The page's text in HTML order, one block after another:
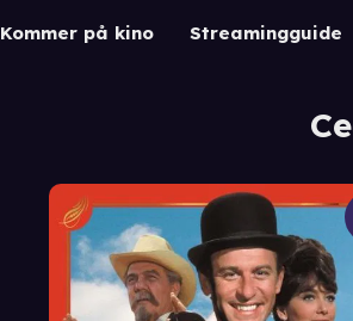
Kommer på kino Streamingguide